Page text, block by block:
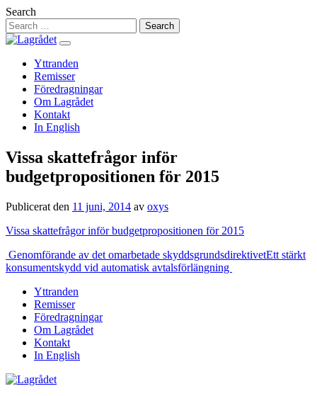
Hoppa
till
innehåll
Search
Yttranden
Remisser
Föredragningar
Om Lagrådet
Kontakt
In English
Vissa skattefrågor inför
budgetpropositionen för 2015
Publicerat den 11 juni, 2014 av oxys
Vissa skattefrågor inför budgetpropositionen för 2015
Inläggsnavigering
Genomförande av det omarbetade skyddsgrundsdirektivetEtt stärkt
konsumentskydd vid automatisk avtalsförlängning
Yttranden
Remisser
Föredragningar
Om Lagrådet
Kontakt
In English